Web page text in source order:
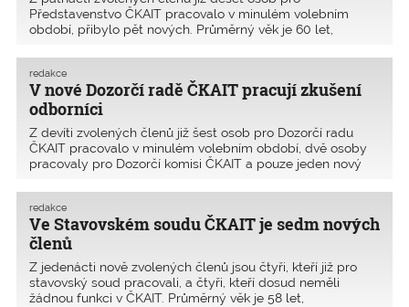
Představenstvo ČKAIT pracovalo v minulém volebním
období, přibylo pět nových. Průměrný věk je 60 let,
představenstva pochází z 11 oblastí: tři z Ostravy, dva z
Prahy a dva z Brna, ostatní oblasti mají po jednom
zástupci. Zastoupeny nejsou oblasti Hradec Králové a
Liberec.
V nové Dozorčí radě ČKAIT pracují zkušení
odborníci
redakce
Z devíti zvolených členů již šest osob pro Dozorčí radu
ČKAIT pracovalo v minulém volebním období, dvě osoby
pracovaly pro Dozorčí komisi ČKAIT a pouze jeden nový
Průměrný věk je 62 let, nejmladšímu je 43 let, nejstaršímu
je 74 let. Celkem kandidovalo 13 autorizovaných osob. Čtyři
nezvolené osoby neměly předchozí zkušenost v dozorčích
orgánech.
Ve Stavovském soudu ČKAIT je sedm nových
členů
redakce
Z jedenácti nově zvolených členů jsou čtyři, kteří již pro
stavovský soud pracovali, a čtyři, kteří dosud neměli
žádnou funkci v ČKAIT. Průměrný věk je 58 let,